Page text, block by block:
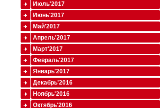
Июль'2017
Июнь'2017
Май'2017
Апрель'2017
Март'2017
Февраль'2017
Январь'2017
Декабрь'2016
Ноябрь'2016
Октябрь'2016